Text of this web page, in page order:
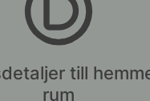
till
rum